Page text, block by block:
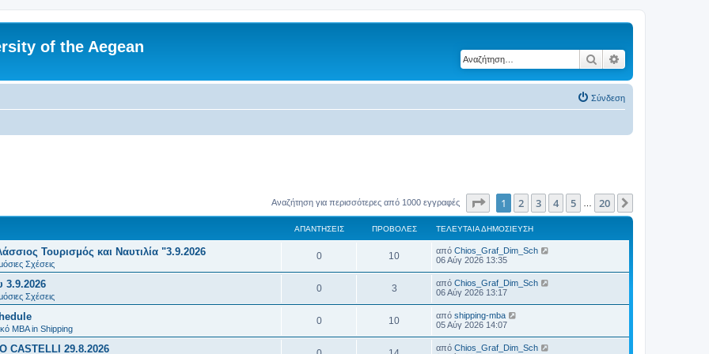
of the Aegean
Αναζήτηση
Σύνδεση
Αναζήτηση για περισσότερες από 1000 εγγραφές Σελίδα1 από 20
1 2 3 4 5 20
ΑΠΑΝΤΉΣΕΙΣ ΠΡΟΒΟΛΈΣ ΤΕΛΕΥΤΑΊΑ ΔΗΜΟΣΊΕΥΣΗ
Τουρισμός και Ναυτιλία "3.9.2026
Σχέσεις
0Α
π
ν
τ
10Π
ρ
ο
Τ
ε
υ
τ
α
ί
α
δ
η
από Chios_Graf_Dim_Sch
06 Αύγ 2026 13:35
3.9.2026
Σχέσεις
0Α
π
ν
3Π
ρ
β
Τ
ε
υ
τ
α
ί
από Chios_Graf_Dim_Sch
06 Αύγ 2026 13:17
MBA in Shipping
0Α
π
10Π
ρ
Τ
ε
υ
από shipping-mba
05 Αύγ 2026 14:07
29.8.2026
Τ
από Chios_Graf_Dim_Sch